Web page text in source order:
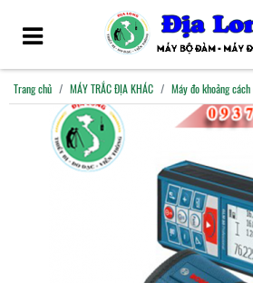
Trang chủ MÁY TRẮC ĐỊA KHÁC Máy đo khoảng